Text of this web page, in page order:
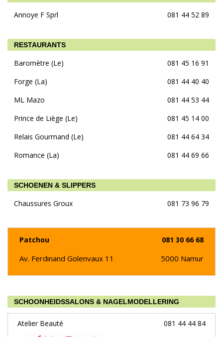
Annoye F Sprl 081 44 52 89
RESTAURANTS
Baromètre (Le)
081 45 16 91
Forge (La)
081 44 40 40
ML Mazo
081 44 53 44
Prince de Liège (Le)
081 45 14 00
Relais Gourmand (Le)
081 44 64 34
Romance (La)
081 44 69 66
SCHOENEN & SLIPPERS
Chaussures Groux 081 73 96 79
Patchou 081 30 66 68
Av. Ferdinand Golenvaux 11 5000 Namur
SCHOONHEIDSSALONS & NAGELMODELLERING
Atelier Beauté 081 44 44 84